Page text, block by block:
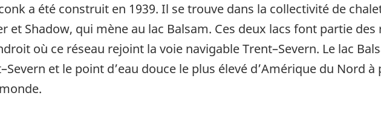
a été construit en 1939. Il se trouve dans la collectivité de
et Shadow, qui mène au lac Balsam. Ces deux lacs font partie
où ce réseau rejoint la voie navigable Trent–Severn. Le lac
et le point d’eau douce le plus élevé d’Amérique du Nord